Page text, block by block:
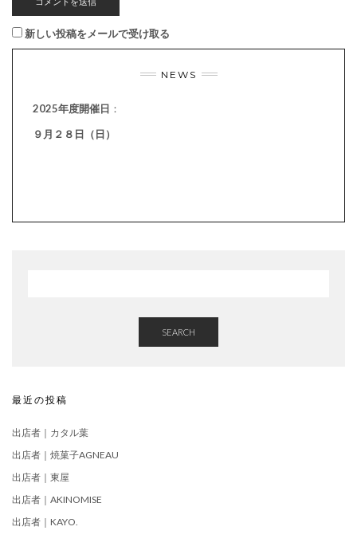
新しい投稿をメールで受け取る
NEWS
2025年度開催日 ：
９月２８日（日）
SEARCH
最近の投稿
出店者｜カタル葉
出店者｜焼菓子AGNEAU
出店者｜東屋
出店者｜AKINOMISE
出店者｜KAYO.